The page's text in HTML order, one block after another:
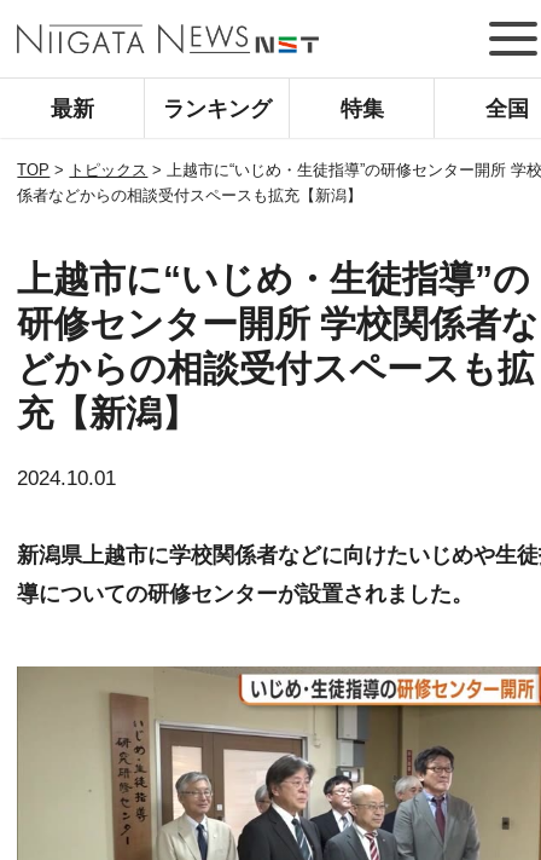
最新 ランキング 特集 全国
TOP > トピックス >上越市に“いじめ・生徒指導”の研修センター開所 学
係者などからの相談受付スペースも拡充【新潟】
上越市に“いじめ・生徒指導”の
研修センター開所 学校関係者な
どからの相談受付スペースも拡
充【新潟】
2024.10.01
新潟県上越市に学校関係者などに向けたいじめや生
導についての研修センターが設置されました。